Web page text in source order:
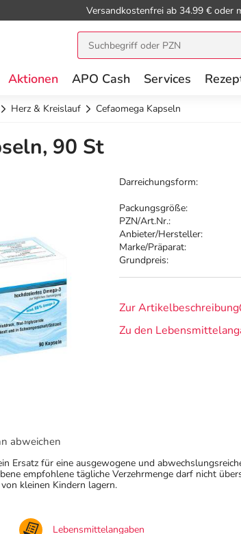
Versandkostenfrei ab 34.99 € oder
Aktionen APO Cash Services
Herz & Kreislauf Cefaomega Kapseln
90 St
abweichen
Darreichungsform:
Packungsgröße:
PZN/Art.Nr.:
Anbieter/Hersteller:
Marke/Präparat:
Grundpreis:
Zur Artikelbeschreibung
Zu den
Ersatz für eine ausgewogene und
empfohlene tägliche Verzehrmenge darf nicht
kleinen Kindern lagern.
Lebensmittelangaben